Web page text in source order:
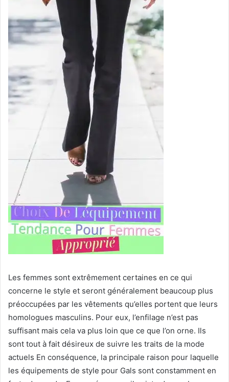
Les femmes sont extrêmement certaines en ce qui
concerne le style et seront généralement beaucoup plus
préoccupées par les vêtements qu’elles portent que leurs
homologues masculins. Pour eux, l’enfilage n’est pas
suffisant mais cela va plus loin que ce que l’on orne. Ils
sont tout à fait désireux de suivre les traits de la mode
actuels En conséquence, la principale raison pour laquelle
les équipements de style pour Gals sont constamment en